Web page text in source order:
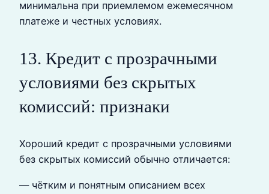
минимальна при приемлемом ежемесячном
платеже и честных условиях.
13. Кредит с прозрачными
условиями без скрытых
комиссий: признаки
Хороший кредит с прозрачными условиями
без скрытых комиссий обычно отличается:
— чётким и понятным описанием всех